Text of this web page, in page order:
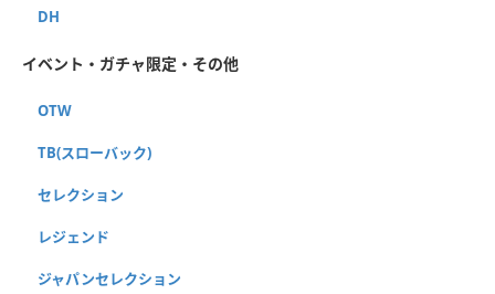
DH
イベント・ガチャ限定・その他
OTW
TB(スローバック)
セレクション
レジェンド
ジャパンセレクション